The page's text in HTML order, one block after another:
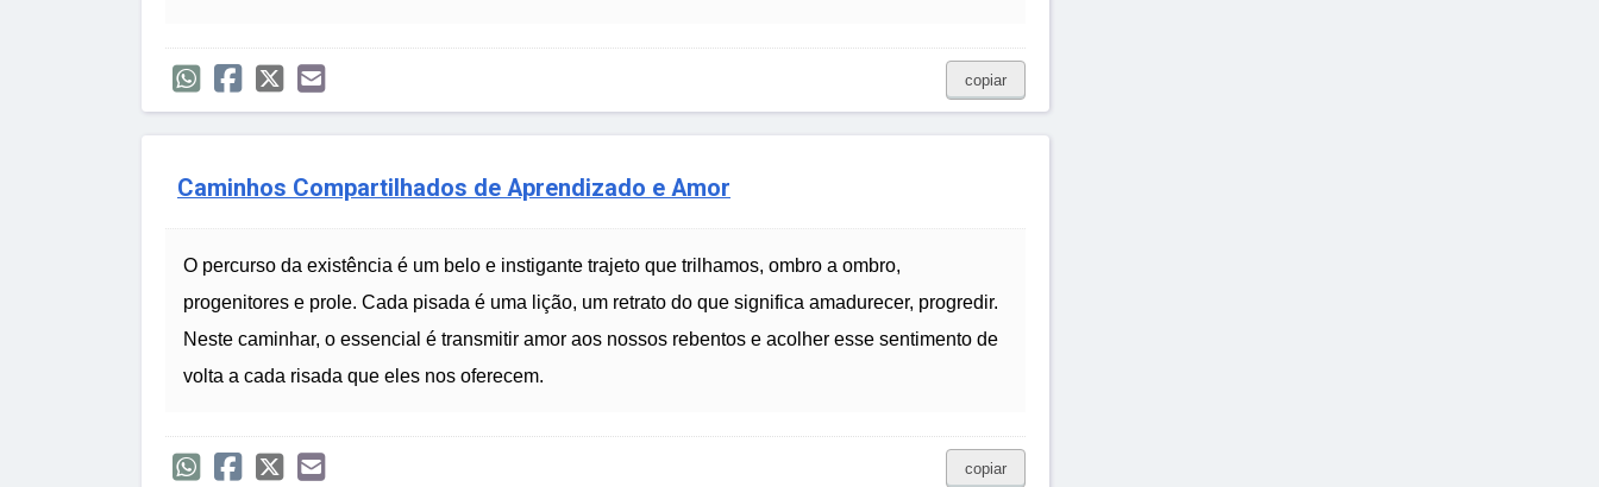
copiar
Caminhos Compartilhados de Aprendizado e Amor
O percurso da existência é um belo e instigante trajeto que trilhamos, ombro a ombro,
progenitores e prole. Cada pisada é uma lição, um retrato do que significa amadurecer, progredir.
Neste caminhar, o essencial é transmitir amor aos nossos rebentos e acolher esse sentimento de
volta a cada risada que eles nos oferecem.
copiar